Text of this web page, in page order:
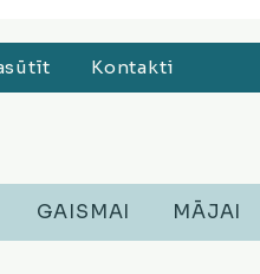
Kontakti
GAISMAI MĀJAI